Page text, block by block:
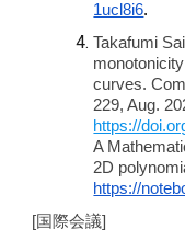
1ucl8i6.
Takafumi
curves.
229, Aug.
https://
A
2D
https://
[国際会議]